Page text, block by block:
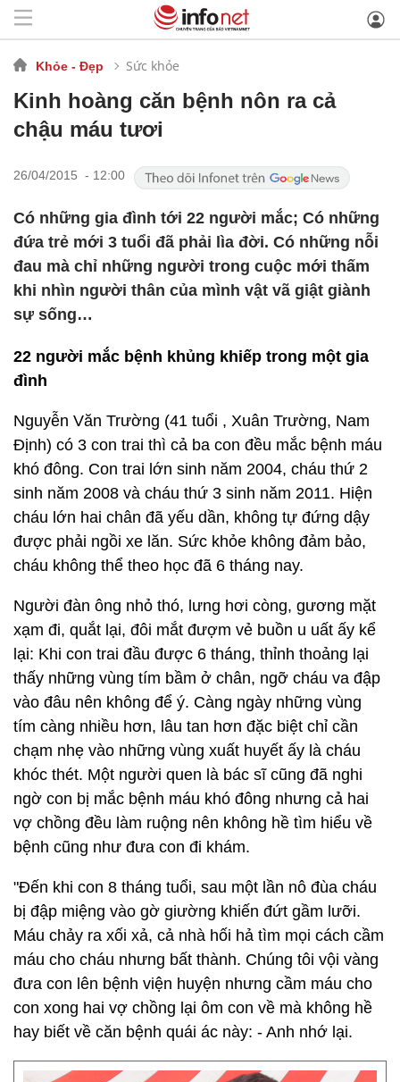
Khỏe - Đẹp Sức khỏe
Kinh hoàng căn bệnh nôn ra cả
chậu máu tươi
26/04/2015 - 12:00
Có những gia đình tới 22 người mắc; Có những
đứa trẻ mới 3 tuổi đã phải lìa đời. Có những nỗi
đau mà chỉ những người trong cuộc mới thấm
khi nhìn người thân của mình vật vã giật giành
sự sống…
22 người mắc bệnh khủng khiếp trong một gia
đình
Nguyễn Văn Trường (41 tuổi , Xuân Trường, Nam
Định) có 3 con trai thì cả ba con đều mắc bệnh máu
khó đông. Con trai lớn sinh năm 2004, cháu thứ 2
sinh năm 2008 và cháu thứ 3 sinh năm 2011. Hiện
cháu lớn hai chân đã yếu dần, không tự đứng dậy
được phải ngồi xe lăn. Sức khỏe không đảm bảo,
cháu không thể theo học đã 6 tháng nay.
Người đàn ông nhỏ thó, lưng hơi còng, gương mặt
xạm đi, quắt lại, đôi mắt đượm vẻ buồn u uất ấy kể
lại: Khi con trai đầu được 6 tháng, thỉnh thoảng lại
thấy những vùng tím bầm ở chân, ngỡ cháu va đập
vào đâu nên không để ý. Càng ngày những vùng
tím càng nhiều hơn, lâu tan hơn đặc biệt chỉ cần
chạm nhẹ vào những vùng xuất huyết ấy là cháu
khóc thét. Một người quen là bác sĩ cũng đã nghi
ngờ con bị mắc bệnh máu khó đông nhưng cả hai
vợ chồng đều làm ruộng nên không hề tìm hiểu về
bệnh cũng như đưa con đi khám.
"Đến khi con 8 tháng tuổi, sau một lần nô đùa cháu
bị đập miệng vào gờ giường khiến đứt gầm lưỡi.
Máu chảy ra xối xả, cả nhà hối hả tìm mọi cách cầm
máu cho cháu nhưng bất thành. Chúng tôi vội vàng
đưa con lên bệnh viện huyện nhưng cầm máu cho
con xong hai vợ chồng lại ôm con về mà không hề
hay biết về căn bệnh quái ác này: - Anh nhớ lại.